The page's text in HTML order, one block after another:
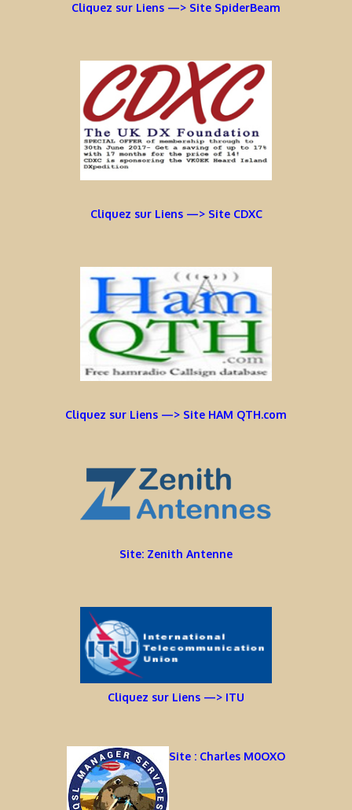
Cliquez sur Liens —> Site SpiderBeam
Cliquez sur Liens —> Site CDXC
Cliquez sur Liens —> Site HAM QTH.com
Site: Zenith Antenne
Cliquez sur Liens —> ITU
Site : Charles M0OXO